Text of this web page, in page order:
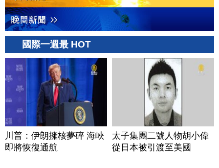
國際一週最 HOT
川普：伊朗擁核夢碎 海峽
即將恢復通航
太子集團二號人物胡小偉
從日本被引渡至美國